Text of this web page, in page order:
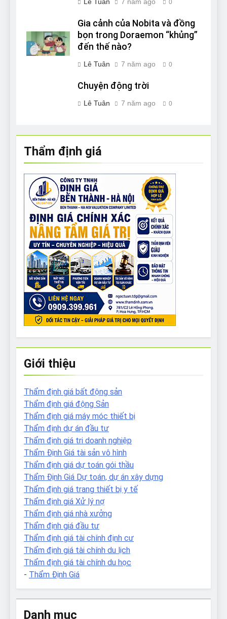
0
Gia cảnh của Nobita và đồng
bọn trong Doraemon “khủng”
đến thế nào?
Lê Tuân 7 năm ago 0
Chuyện động trời
Lê Tuân 7 năm ago 0
Thẩm định giá
Giới thiệu
Thẩm định giá bất động sản
Thẩm định giá động Sản
Thẩm định giá máy móc thiết bị
Thẩm định dự án đầu tư
Thẩm định giá tri doanh nghiệp
Thẩm Định Giá tài sản vô hình
Thẩm định giá dự toán gói thầu
Thẩm Định Giá Dự toán, dự án xây dựng
Thẩm định giá trang thiết bị y tế
Thẩm định giá Xử lý nợ
Thẩm định giá nhà xưởng
Thẩm định giá đầu tư
Thẩm định giá tài chính định cư
Thẩm định giá tài chính du lịch
Thẩm định giá tài chính du học
- Thẩm Định Giá
Danh mục